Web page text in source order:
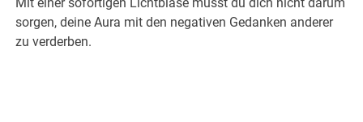
sorgen, deine Aura mit den negativen Gedanken anderer
zu verderben.